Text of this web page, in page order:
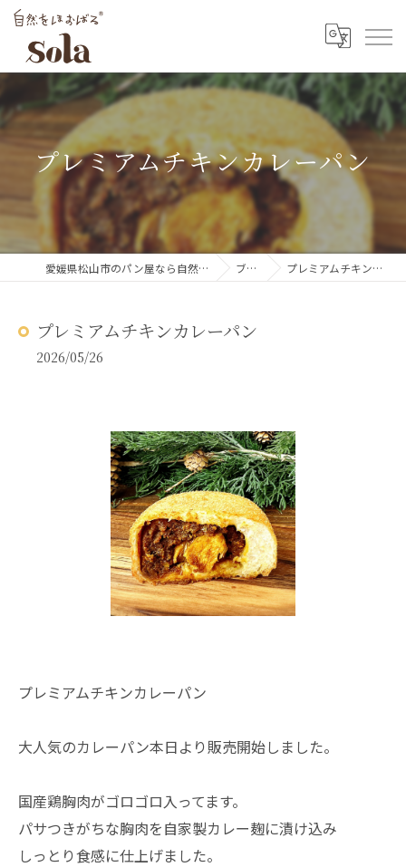
プレミアムチキンカレーパン
愛媛県松山市のパン屋なら自然をほおばるsola ブログ プレミアムチキンカレーパン
プレミアムチキンカレーパン
2026/05/26
プレミアムチキンカレーパン
大人気のカレーパン本日より販売開始しました。
国産鶏胸肉がゴロゴロ入ってます。
パサつきがちな胸肉を自家製カレー麹に漬け込み
しっとり食感に仕上げました。